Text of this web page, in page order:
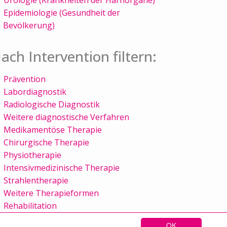
OK
Epidemiologie (Gesundheit der
Bevölkerung)
Intervention filtern:
Prävention
Labordiagnostik
Radiologische Diagnostik
Weitere diagnostische Verfahren
Medikamentöse Therapie
Chirurgische Therapie
Physiotherapie
Intensivmedizinische Therapie
Strahlentherapie
Weitere Therapieformen
Rehabilitation